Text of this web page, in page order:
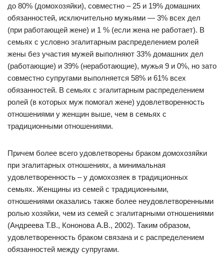
до 80% (домохозяйки), совместно – 25 и 19% домашних
обязанностей, исключительно мужьями — 3% всех дел
(при работающей жене) и 1 % (если жена не работает). В
семьях с условно эгалитарным распределением ролей
жены без участия мужей выполняют 33% домашних дел
(работающие) и 39% (неработающие), мужья 9 и 0%, но зато
совместно супругами выполняется 58% и 61% всех
обязанностей. В семьях с эгалитарным распределением
ролей (в которых муж помогал жене) удовлетворенность
отношениями у женщин выше, чем в семьях с
традиционными отношениями.
Причем более всего удовлетворены браком домохозяйки
при эгалитарных отношениях, а минимальная
удовлетворенность – у домохозяек в традиционных
семьях. Женщины из семей с традиционными,
отношениями оказались также более неудовлетворенными
ролью хозяйки, чем из семей с эгалитарными отношениями
(Андреева Т.В., Кононова А.В., 2002). Таким образом,
удовлетворенность браком связана и с распределением
обязанностей между супругами.